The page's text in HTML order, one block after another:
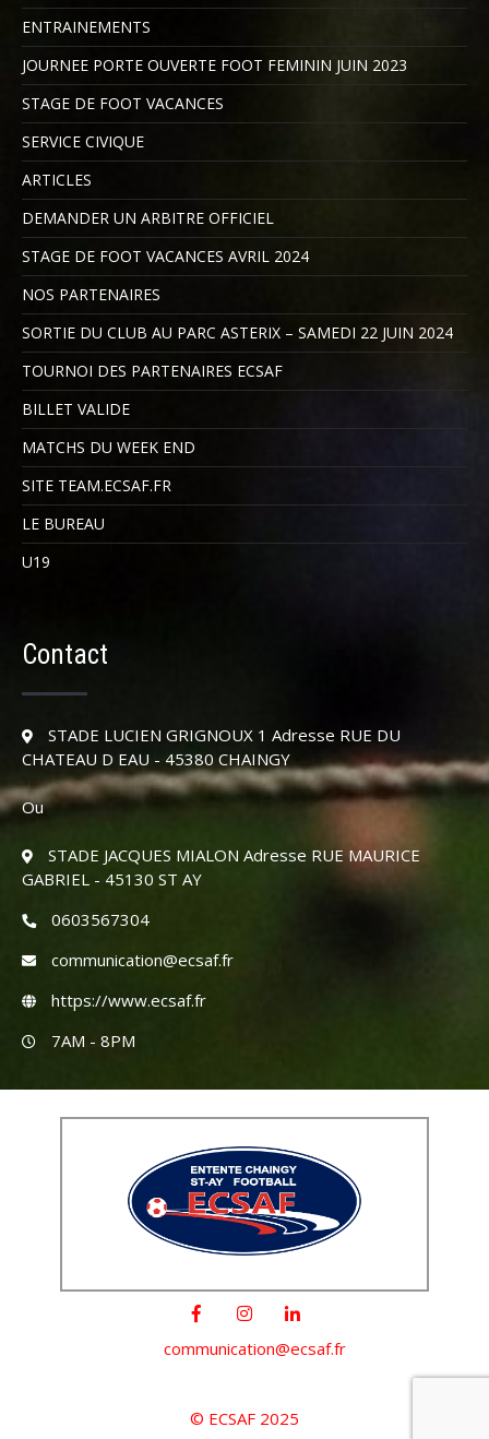
ENTRAINEMENTS
JOURNEE PORTE OUVERTE FOOT FEMININ JUIN 2023
STAGE DE FOOT VACANCES
SERVICE CIVIQUE
ARTICLES
DEMANDER UN ARBITRE OFFICIEL
STAGE DE FOOT VACANCES AVRIL 2024
NOS PARTENAIRES
SORTIE DU CLUB AU PARC ASTERIX – SAMEDI 22 JUIN 2024
TOURNOI DES PARTENAIRES ECSAF
BILLET VALIDE
MATCHS DU WEEK END
SITE TEAM.ECSAF.FR
LE BUREAU
U19
Contact
STADE LUCIEN GRIGNOUX 1 Adresse RUE DU
CHATEAU D EAU - 45380 CHAINGY
Ou
STADE JACQUES MIALON Adresse RUE MAURICE
GABRIEL - 45130 ST AY
0603567304
communication@ecsaf.fr
https://www.ecsaf.fr
7AM - 8PM
communication@ecsaf.fr
© ECSAF 2025